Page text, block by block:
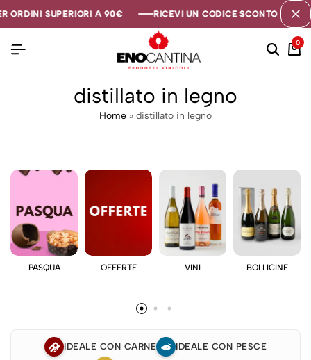
ORDINI SUPERIORI A 90€ RICEVI UN CODICE SCONTO DI 5€
ORDINI SUPERIORI A 90€ RICEVI UN CODICE SCONTO DI 5€
ORDINI SUPERIORI A 90€ RICEVI UN CODICE SCONTO DI 5€
0
distillato in legno
Home » distillato in legno
PASQUA OFFERTE VINI BOLLICINE
IDEALE CON CARNE
IDEALE CON PESCE